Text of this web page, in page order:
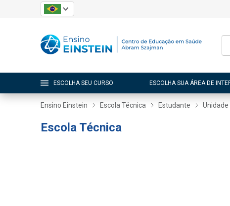
ESCOLHA SEU CURSO ESCOLHA SUA ÁREA DE
Ensino Einstein Escola Técnica Estudante
Escola Técnica